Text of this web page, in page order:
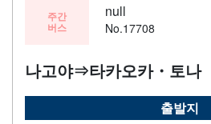
주간
버스
null
No.17708
나고야⇒타카오카・토나
출발지